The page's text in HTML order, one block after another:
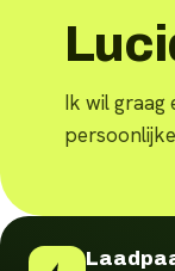
Ik wil graag